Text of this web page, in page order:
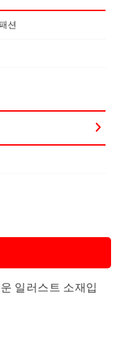
션
일러스트 소재입